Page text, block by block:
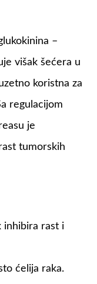
–
višak šećera u
koristna za
regulacijom
je
tumorskih
inhibira rast i
ćelija raka.